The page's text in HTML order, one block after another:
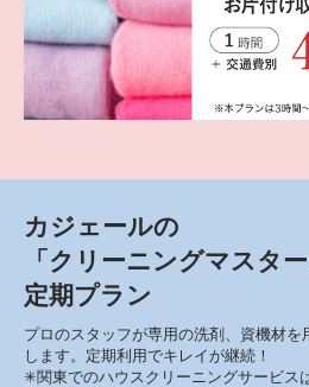
カジェールの
「クリーニングマスター
定期プラン
プロのスタッフが専用の洗剤、資機材
します。定期利用でキレイが継続！
✳︎関東でのハウスクリーニングサービス